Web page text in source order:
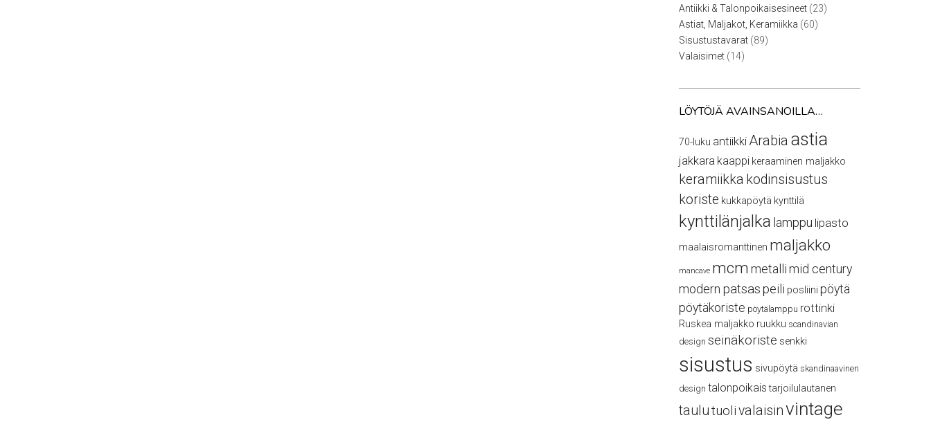
tuotetta
Antiikki & Talonpoikaisesineet 2323
Astiat, Maljakot, Keramiikka 6060
Sisustustavarat 8989
Valaisimet 1414
LÖYTÖJÄ AVAINSANOILLA…
70-luku antiikki Arabia astia
jakkara kaappi keraaminen maljakko
keramiikka kodinsisustus
koriste kukkapöytä kynttilä
kynttilänjalka lamppu lipasto
maalaisromanttinen maljakko
mancave mcm metallimid century
modern patsaspeili posliini pöytä
pöytäkoriste pöytälamppu rottinki
Ruskea maljakko ruukku scandinavian
design seinäkoriste senkki
sisustus sivupöytä skandinaavinen
design talonpoikais tarjoilulautanen
taulutuolivalaisinvintage